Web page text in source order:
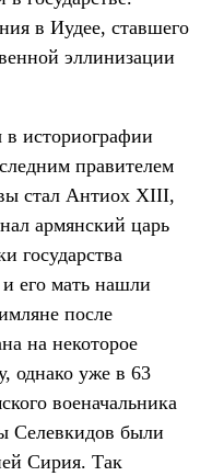
в Иудее, ставшего
эллинизации
историографии
правителем
стал Антиох XIII,
армянский царь
государства
его мать нашли
после
на некоторое
однако уже в 63
военачальника
Селевкидов были
Сирия. Так